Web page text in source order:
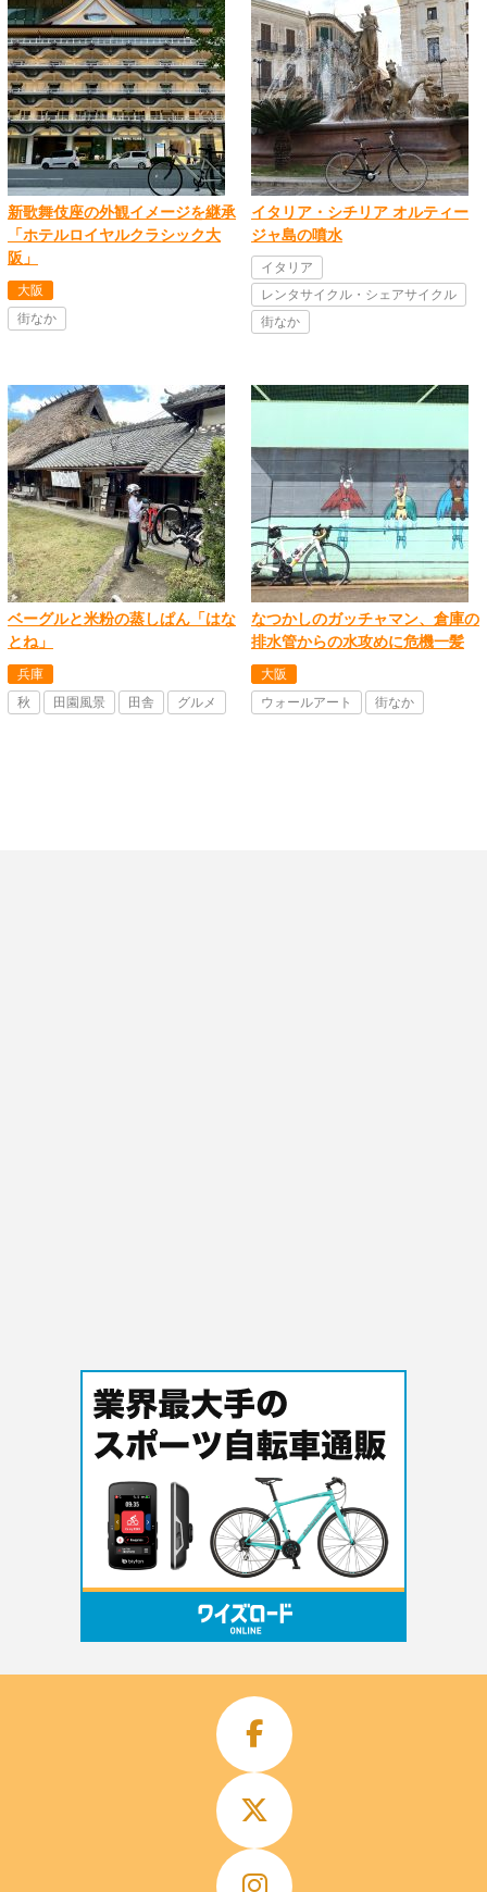
新歌舞伎座の外観イメージを継承
「ホテルロイヤルクラシック大
阪」
大阪
街なか
イタリア・シチリア オルティー
ジャ島の噴水
イタリア
レンタサイクル・シェアサイクル
街なか
ベーグルと米粉の蒸しぱん「はな
とね」
兵庫
秋
田園風景 田舎 グルメ
なつかしのガッチャマン、倉庫の
排水管からの水攻めに危機一髪
大阪
ウォールアート
街なか